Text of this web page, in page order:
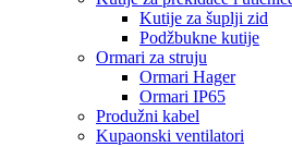
Kutije za šuplji zid
Podžbukne kutije
Ormari za struju
Ormari Hager
Ormari IP65
Produžni kabel
Kupaonski ventilatori